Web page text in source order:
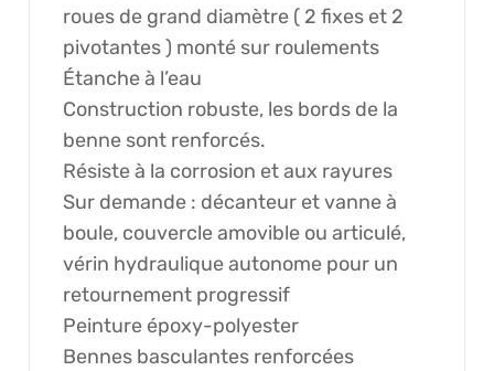
roues de grand diamètre ( 2 fixes et 2
pivotantes ) monté sur roulements
Étanche à l’eau
Construction robuste, les bords de la
benne sont renforcés.
Résiste à la corrosion et aux rayures
Sur demande : décanteur et vanne à
boule, couvercle amovible ou articulé,
vérin hydraulique autonome pour un
retournement progressif
Peinture époxy-polyester
Bennes basculantes renforcées